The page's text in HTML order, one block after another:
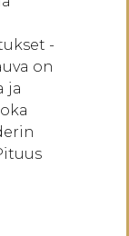
-
on
ja